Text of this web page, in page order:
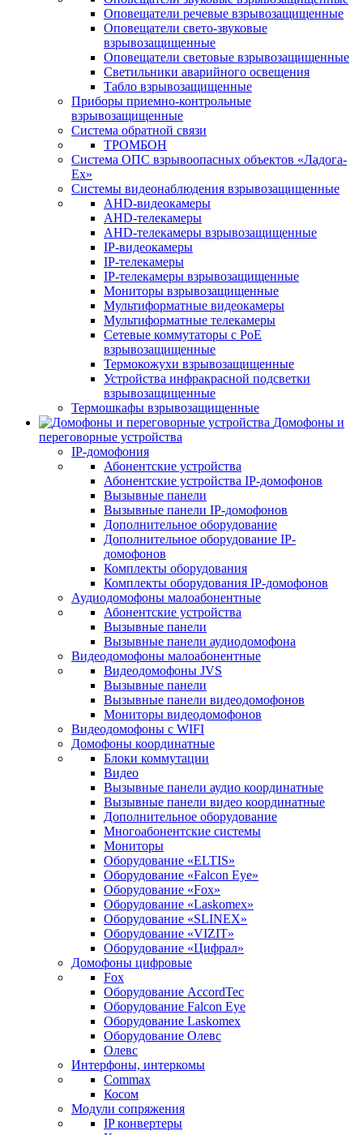
Оповещатели речевые взрывозащищенные
Оповещатели свето-звуковые
взрывозащищенные
Оповещатели световые взрывозащищенные
Светильники аварийного освещения
Табло взрывозащищенные
Приборы приемно-контрольные
взрывозащищенные
Система обратной связи
ТРОМБОН
Система ОПС взрывоопасных объектов «Ладога-
Ex»
Системы видеонаблюдения взрывозащищенные
AHD-видеокамеры
AHD-телекамеры
AHD-телекамеры взрывозащищенные
IP-видеокамеры
IP-телекамеры
IP-телекамеры взрывозащищенные
Мониторы взрывозащищенные
Мультиформатные видеокамеры
Мультиформатные телекамеры
Сетевые коммутаторы с РоЕ
взрывозащищенные
Термокожухи взрывозащищенные
Устройства инфракрасной подсветки
взрывозащищенные
Термошкафы взрывозащищенные
Домофоны и
переговорные устройства
IP-домофония
Абонентские устройства
Абонентские устройства IP-домофонов
Вызывные панели
Вызывные панели IP-домофонов
Дополнительное оборудование
Дополнительное оборудование IP-
домофонов
Комплекты оборудования
Комплекты оборудования IP-домофонов
Аудиодомофоны малоабонентные
Абонентские устройства
Вызывные панели
Вызывные панели аудиодомофона
Видеодомофоны малоабонентные
Видеодомофоны JVS
Вызывные панели
Вызывные панели видеодомофонов
Мониторы видеодомофонов
Видеодомофоны с WIFI
Домофоны координатные
Блоки коммутации
Видео
Вызывные панели аудио координатные
Вызывные панели видео координатные
Дополнительное оборудование
Многоабонентские системы
Мониторы
Оборудование «ELTIS»
Оборудование «Falcon Eye»
Оборудование «Fox»
Оборудование «Laskomex»
Оборудование «SLINEX»
Оборудование «VIZIT»
Оборудование «Цифрал»
Домофоны цифровые
Fox
Оборудование AccordTec
Оборудование Falcon Eye
Оборудование Laskomex
Оборудование Олевс
Олевс
Интерфоны, интеркомы
Commax
Косом
Модули сопряжения
IP конвертеры